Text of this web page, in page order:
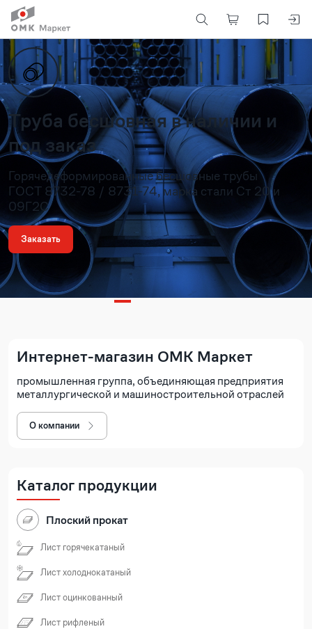
Труба бесшовная в наличии и
под заказ
Горячедеформированные бесшовные трубы
ГОСТ 8732-78 / 8731-74, марка стали Ст 20 и
09Г2С
Заказать
Интернет-магазин ОМК Маркет
промышленная группа, объединяющая предприятия
металлургической и машиностроительной отраслей
О компании
Каталог продукции
Плоский прокат
Лист горячекатаный
Лист холоднокатаный
Лист оцинкованный
Лист рифленый